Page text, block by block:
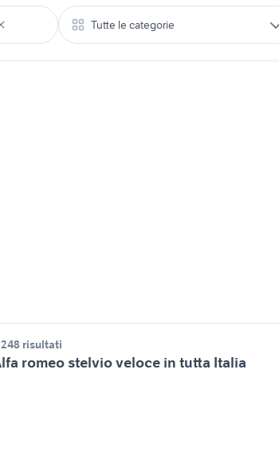
Tutte le categorie
risultati
romeo stelvio veloce in tutta Italia